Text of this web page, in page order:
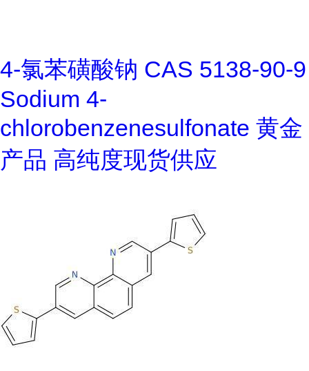
4-氯苯磺酸钠 CAS 5138-90-9
Sodium 4-
chlorobenzenesulfonate 黄金
产品 高纯度现货供应